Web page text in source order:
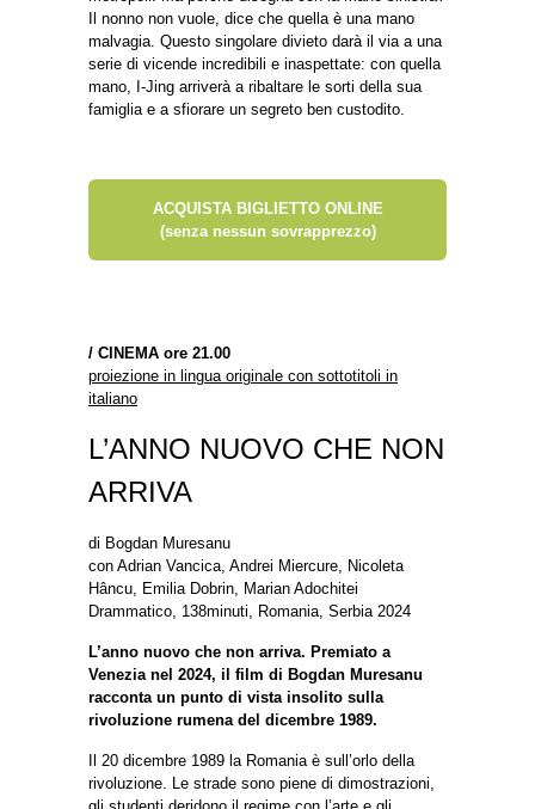
Il nonno non vuole, dice che quella è una mano
malvagia. Questo singolare divieto darà il via a una
serie di vicende incredibili e inaspettate: con quella
mano, I-Jing arriverà a ribaltare le sorti della sua
famiglia e a sfiorare un segreto ben custodito.
ACQUISTA BIGLIETTO ONLINE
(senza nessun sovrapprezzo)
/ CINEMA ore 21.00
proiezione in lingua originale con sottotitoli in
italiano
L’ANNO NUOVO CHE NON
ARRIVA
di Bogdan Muresanu
con Adrian Vancica, Andrei Miercure, Nicoleta
Hâncu, Emilia Dobrin, Marian Adochitei
Drammatico, 138minuti, Romania, Serbia 2024
L’anno nuovo che non arriva. Premiato a
Venezia nel 2024, il film di Bogdan Muresanu
racconta un punto di vista insolito sulla
rivoluzione rumena del dicembre 1989.
Il 20 dicembre 1989 la Romania è sull’orlo della
rivoluzione. Le strade sono piene di dimostrazioni,